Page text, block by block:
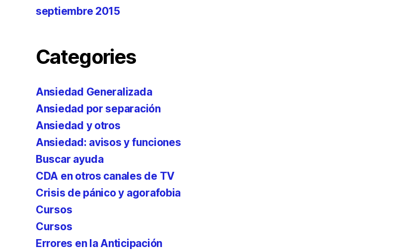
septiembre 2015
Categories
Ansiedad Generalizada
Ansiedad por separación
Ansiedad y otros
Ansiedad: avisos y funciones
Buscar ayuda
CDA en otros canales de TV
Crisis de pánico y agorafobia
Cursos
Cursos
Errores en la Anticipación